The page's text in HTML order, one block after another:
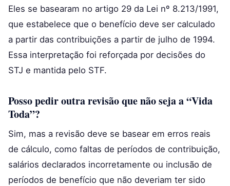
Eles se basearam no artigo 29 da Lei nº 8.213/1991,
que estabelece que o benefício deve ser calculado
a partir das contribuições a partir de julho de 1994.
Essa interpretação foi reforçada por decisões do
STJ e mantida pelo STF.
Posso pedir outra revisão que não seja a “Vida
Toda”?
Sim, mas a revisão deve se basear em erros reais
de cálculo, como faltas de períodos de contribuição,
salários declarados incorretamente ou inclusão de
períodos de benefício que não deveriam ter sido